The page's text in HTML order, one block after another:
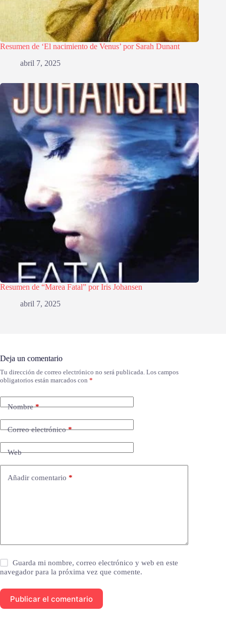
Resumen de ‘El nacimiento de Venus’ por Sarah Dunant
abril 7, 2025
Resumen de “Marea Fatal” por Iris Johansen
abril 7, 2025
Deja un comentario
Tu dirección de correo electrónico no será publicada. Los campos
obligatorios están marcados con *
Nombre*
Correo electrónico*
Web
Añadir comentario *
Guarda mi nombre, correo electrónico y web en este
navegador para la próxima vez que comente.
Publicar el comentario